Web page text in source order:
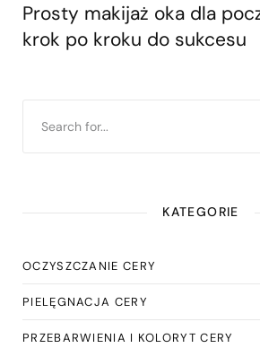
Prosty makijaż oka dla
krok po kroku do sukcesu
KATEGORIE
OCZYSZCZANIE CERY
PIELĘGNACJA CERY
PRZEBARWIENIA I KOLORYT CERY